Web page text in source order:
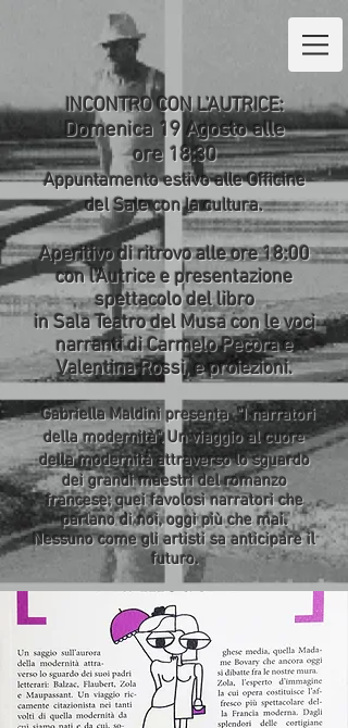
INCONTRO CON L'AUTRICE:
Domenica 19 Agosto alle
ore 18:30
Appuntamento estivo alle Officine
del Sale con la cultura.
Aperitivo di ritrovo alle ore 18:00
con l'Autrice e presentazione
spettacolo del libro
in Sala Teatro del Musacon le voci
narranti di Carmelo Pecora e
Valentina Rossi, e proiezioni.
Gabriella Maldini presenta"I narratori
della modernità".Un viaggio al cuore
della modernità attraverso lo sguardo
dei grandi maestri del romanzo
francese; quei favolosi narratori che
parlano di noi, oggi più che mai.
Nessuno come gli artisti sa anticipare il
futuro.